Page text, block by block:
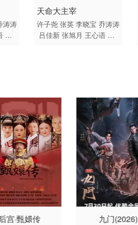
国
涛涛
孙
2025 / 中国大陆 / 汉语普
通话
喜剧 动作 动画 奇幻 国产
天命大主宰
许子尧 张英 李晓宝 乔涛涛
吕佳新 张旭月 王心语 孙
后宫·甄嬛传 九门(2026)